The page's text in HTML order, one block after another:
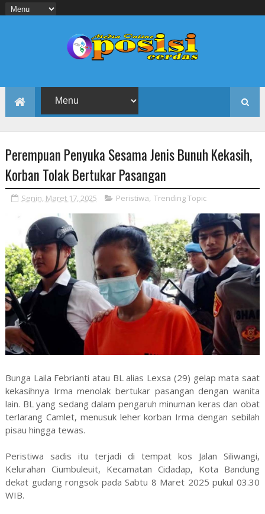
Perempuan Penyuka Sesama Jenis Bunuh Kekasih,
Korban Tolak Bertukar Pasangan
Senin, Maret 17, 2025 Peristiwa, Trending Topic
Bunga Laila Febrianti atau BL alias Lexsa (29) gelap mata saat
kekasihnya Irma menolak bertukar pasangan dengan wanita
lain. BL yang sedang dalam pengaruh minuman keras dan obat
terlarang Camlet, menusuk leher korban Irma dengan sebilah
pisau hingga tewas.
Peristiwa sadis itu terjadi di tempat kos Jalan Siliwangi,
Kelurahan Ciumbuleuit, Kecamatan Cidadap, Kota Bandung
dekat gudang rongsok pada Sabtu 8 Maret 2025 pukul 03.30
WIB.